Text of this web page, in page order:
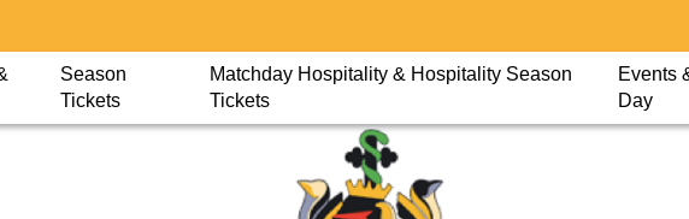
Season
Tickets
Matchday Hospitality & Hospitality Season
Tickets
Events
Day